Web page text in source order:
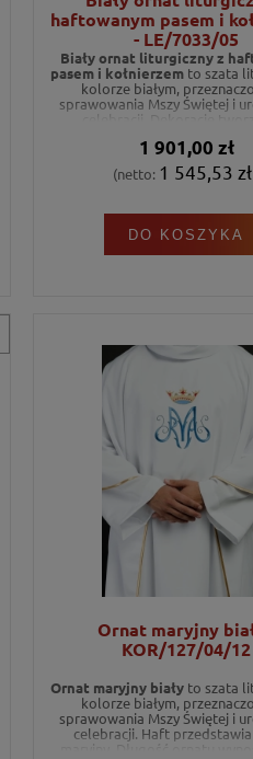
haftowanym pasem i
- LE/7033/05
Biały ornat liturgiczny z
pasem i kołnierzemto szata
kolorze białym,
sprawowania Mszy Świętej i
celebracji. Dekorację
1 901,00 zł
(netto: 1 545,53 zł
DO KOSZYKA
Ornat maryjny
KOR/127/04/12
Ornat maryjny białyto szata
kolorze białym,
sprawowania Mszy Świętej i
celebracji. Haft
maryjny. Długość ornatu